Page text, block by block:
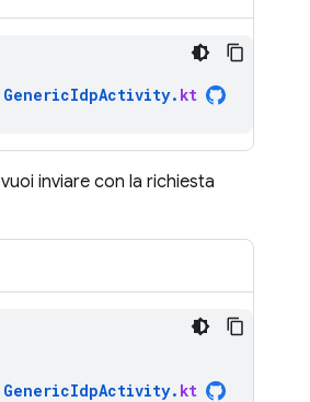
GenericIdpActivity. kt
inviare con la richiesta
GenericIdpActivity. kt